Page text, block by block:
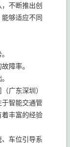
不断推出创
够适应不同
障率。
广东深圳）
智能交通管
丰富的经验
车位引导系